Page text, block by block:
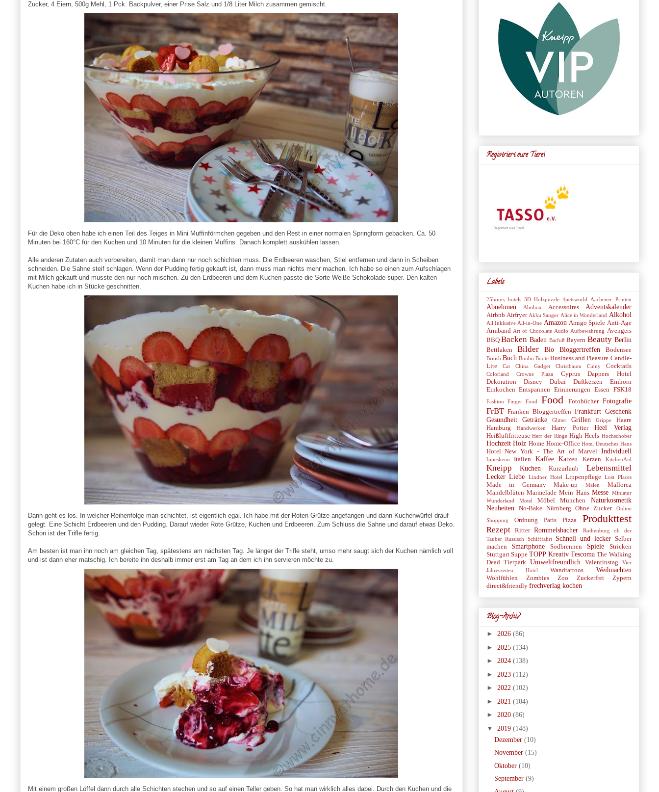
Zucker, 4 Eiern, 500g Mehl, 1 Pck. Backpulver, einer Prise Salz und 1/8 Liter Milch zusammen gemischt.
Für die Deko oben habe ich einen Teil des Teiges in Mini Muffinförmchen gegeben und den Rest in einer normalen Springform gebacken. Ca. 50
Minuten bei 160°C für den Kuchen und 10 Minuten für die kleinen Muffins. Danach komplett auskühlen lassen.
Alle anderen Zutaten auch vorbereiten, damit man dann nur noch schichten muss. Die Erdbeeren waschen, Stiel entfernen und dann in Scheiben
schneiden. Die Sahne steif schlagen. Wenn der Pudding fertig gekauft ist, dann muss man nichts mehr machen. Ich habe so einen zum Aufschlagen
mit Milch gekauft und musste den nur noch mischen. Zu den Erdbeeren und dem Kuchen passte die Sorte Weiße Schokolade super. Den kalten
Kuchen habe ich in Stücke geschnitten.
Dann geht es los. In welcher Reihenfolge man schichtet, ist eigentlich egal. Ich habe mit der Roten Grütze angefangen und dann Kuchenwürfel drauf
gelegt. Eine Schicht Erdbeeren und den Pudding. Darauf wieder Rote Grütze, Kuchen und Erdbeeren. Zum Schluss die Sahne und darauf etwas Deko.
Schon ist der Trifle fertig.
Am besten ist man ihn noch am gleichen Tag, spätestens am nächsten Tag. Je länger der Trifle steht, umso mehr saugt sich der Kuchen nämlich voll
und ist dann eher matschig. Ich bereite ihn deshalb immer erst am Tag an dem ich ihn servieren möchte zu.
Mit einem großen Löffel dann durch alle Schichten stechen und so auf einen Teller geben. So hat man wirklich alles dabei. Durch den Kuchen und die
Registriert eure Tiere!
Labels
25hours hotels 3D Holzpuzzle 4petsworld Aachener Printen
Abnehmen Abobox Accessoires Adventskalender
Airbnb Airfryer Akku Sauger Alice in Wonderland Alkohol
All Inklusive All-in-One Amazon Amigo Spiele Anti-Age
Armband Art of Chocolate Audio Aufbewahrung Avengers
BBQ Backen Baden Barfuß Bayern Beauty Berlin
Bettlaken Bilder Bio Bloggertreffen Bodensee
British Buch Bunbo Boote Business and Pleasure Candle-
Lite
Cat China Gadget Christbaum Cinny Cocktails
Colorland Crowne Plaza Cyprus
Dappers Hotel
Dekoration
Disney Dubai Duftkerzen
Einhorn
Einkochen Entspannen Erinnerungen Essen FSK18
Fashion Finger Food Food Fotobücher Fotografie
FrBT Franken Bloggertreffen Frankfurt Geschenk
Gesundheit
Getränke Glitter Grillen Grippe
Haare
Hamburg
Handwerken Harry Potter Heel Verlag
Heißluftfritteuse Herr der Ringe High Heels Hochschober
Hochzeit Holz Home Home-Office Hotel Deutsches Haus
Hotel New York - The Art of Marvel Individuell
Ippesheim Italien Kaffee Katzen Kerzen KitchenAid
Kneipp Kuchen Kurzurlaub Lebensmittel
Lecker Liebe Lindner Hotel Lippenpflege Lost Places
Made in Germany Make-up Malen
Mallorca
Mandelblüten Marmelade Mein Hans Messe Miniatur
Wunderland
Motel Möbel München
Naturkosmetik
Neuheiten
No-Bake Nürnberg Ohne Zucker
Online
Shopping
Ordnung Paris Pizza Produkttest
Rezept Ritter Rommelsbacher
Rothenburg ob der
Tauber Russisch Schifffahrt Schnell und lecker Selber
machen
Smartphone Sodbrennen Spiele
Stricken
Stuttgart Suppe TOPP Kreativ Tescoma The Walking
Dead Tierpark Umweltfreundlich Valentinstag
Vier
Jahreszeiten Hotel
Wandtattoos Weihnachten
Wohlfühlen Zombies Zoo Zuckerfrei
Zypern
direct&friendly frechverlag kochen
Blog-Archiv
► 2026 (86)
► 2025 (134)
► 2024 (138)
► 2023 (112)
► 2022 (102)
► 2021 (104)
► 2020 (86)
▼ 2019 (148)
Dezember(10)
November(15)
Oktober(10)
September(9)